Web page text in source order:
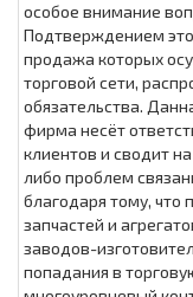
особое внимание
Подтверждением
продажа которых
торговой сети,
обязательства.
фирма несёт
клиентов и сводит
либо проблем
благодаря тому, что
запчастей и
заводов-
попадания в